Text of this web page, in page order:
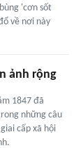
'cơn sốt
về nơi này
ảnh rộng
1847 đã
những câu
cấp xã hội